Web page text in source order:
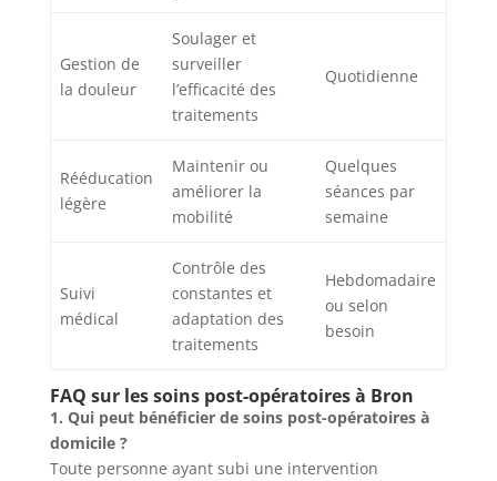
Gestion de
la douleur
Soulager et
surveiller
l’efficacité des
traitements
Quotidienne
Rééducation
légère
Maintenir ou
améliorer la
mobilité
Quelques
séances par
semaine
Suivi
médical
Contrôle des
constantes et
adaptation des
traitements
Hebdomadaire
ou selon
besoin
FAQ sur les soins post-opératoires à Bron
1. Qui peut bénéficier de soins post-opératoires à
domicile ?
Toute personne ayant subi une intervention